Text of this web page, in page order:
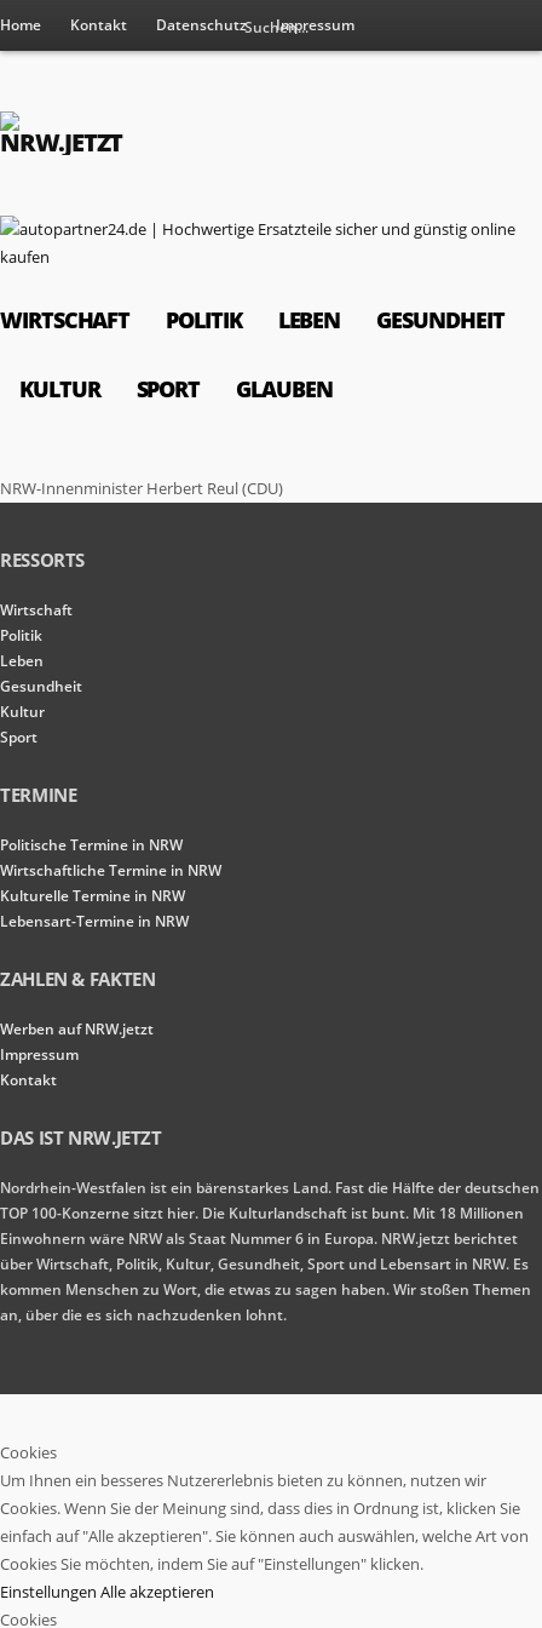
Home Kontakt Datenschutz Impressum
WIRTSCHAFT POLITIK LEBEN GESUNDHEIT
KULTUR SPORT GLAUBEN
NRW-Innenminister Herbert Reul (CDU)
RESSORTS
Wirtschaft
Politik
Leben
Gesundheit
Kultur
Sport
TERMINE
Politische Termine in NRW
Wirtschaftliche Termine in NRW
Kulturelle Termine in NRW
Lebensart-Termine in NRW
ZAHLEN & FAKTEN
Werben auf NRW.jetzt
Impressum
Kontakt
DAS IST NRW.JETZT
Nordrhein-Westfalen ist ein bärenstarkes Land. Fast die Hälfte der deutschen
TOP 100-Konzerne sitzt hier. Die Kulturlandschaft ist bunt. Mit 18 Millionen
Einwohnern wäre NRW als Staat Nummer 6 in Europa. NRW.jetzt berichtet
über Wirtschaft, Politik, Kultur, Gesundheit, Sport und Lebensart in NRW. Es
kommen Menschen zu Wort, die etwas zu sagen haben. Wir stoßen Themen
an, über die es sich nachzudenken lohnt.
Cookies
Um Ihnen ein besseres Nutzererlebnis bieten zu können, nutzen wir
Cookies. Wenn Sie der Meinung sind, dass dies in Ordnung ist, klicken Sie
einfach auf "Alle akzeptieren". Sie können auch auswählen, welche Art von
Cookies Sie möchten, indem Sie auf "Einstellungen" klicken.
Einstellungen Alle akzeptieren
Cookies